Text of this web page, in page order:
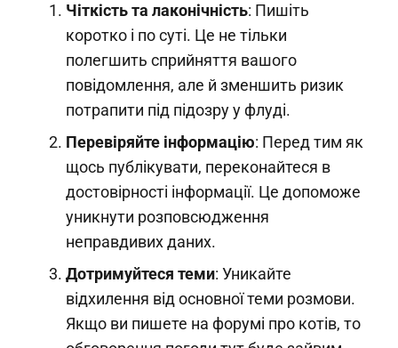
Чіткість та лаконічність: Пишіть
коротко і по суті. Це не тільки
полегшить сприйняття вашого
повідомлення, але й зменшить ризик
потрапити під підозру у флуді.
Перевіряйте інформацію: Перед тим як
щось публікувати, переконайтеся в
достовірності інформації. Це допоможе
уникнути розповсюдження
неправдивих даних.
Дотримуйтеся теми: Уникайте
відхилення від основної теми розмови.
Якщо ви пишете на форумі про котів, то